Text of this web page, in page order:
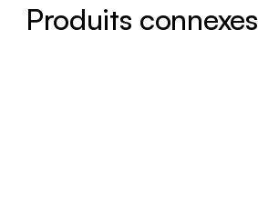
Produits connexes